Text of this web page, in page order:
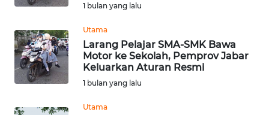
1 bulan yang lalu
Utama
Larang Pelajar SMA-SMK Bawa
Motor ke Sekolah, Pemprov Jabar
Keluarkan Aturan Resmi
1 bulan yang lalu
Utama
WN
SELATAN
WN
TANJUNG